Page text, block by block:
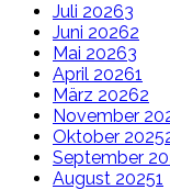
Juli 20263
Juni 20262
Mai 20263
April 20261
März 20262
November
Oktober 2025
September
August 20251